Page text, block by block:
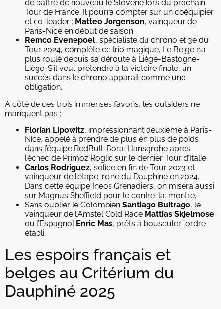
de battre de nouveau le Slovène lors du prochain
Tour de France. Il pourra compter sur un coéquipier
et co-leader : Matteo Jorgenson, vainqueur de
Paris-Nice en début de saison.
Remco Evenepoel, spécialiste du chrono et 3e du
Tour 2024, complète ce trio magique. Le Belge n’a
plus roulé depuis sa déroute à Liège-Bastogne-
Liège. S’il veut prétendre à la victoire finale, un
succès dans le chrono apparait comme une
obligation.
A côté de ces trois immenses favoris, les outsiders ne
manquent pas :
Florian Lipowitz, impressionnant deuxième à Paris-
Nice, appelé à prendre de plus en plus de poids
dans l’équipe RedBull-Bora-Hansgrohe après
l’échec de Primoz Roglic sur le dernier Tour d’Italie.
Carlos Rodriguez, solide en fin de Tour 2023 et
vainqueur de l’étape-reine du Dauphiné en 2024.
Dans cette équipe Ineos Grenadiers, on misera aussi
sur Magnus Sheffield pour le contre-la-montre.
Sans oublier le Colombien Santiago Buitrago, le
vainqueur de l’Amstel Gold Race Mattias Skjelmose
ou l’Espagnol Enric Mas, prêts à bousculer l’ordre
établi.
Les espoirs français et
belges au Critérium du
Dauphiné 2025